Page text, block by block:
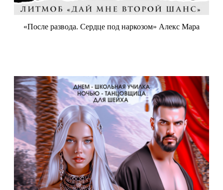
«После развода. Сердце под наркозом» Алекс Мара